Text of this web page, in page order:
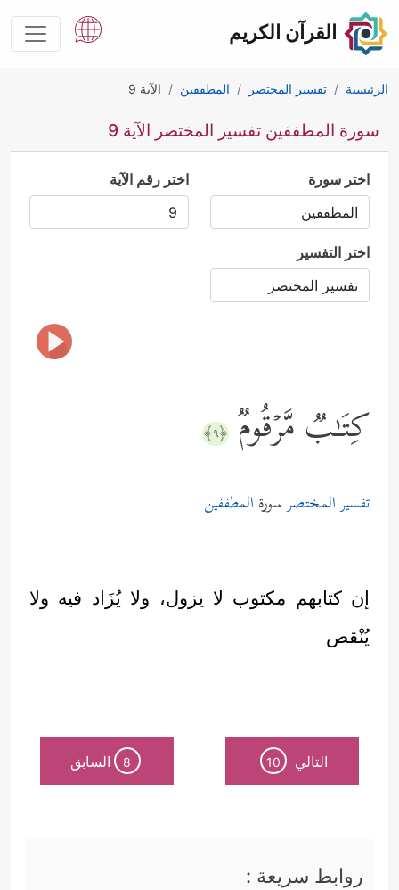
القرآن الكريم
الرئيسية تفسير المختصر المطففين الآية 9
سورة المطففين تفسير المختصر الآية 9
اختر سورة اختر رقم الآية
اختر التفسير
كِتَـٰبࣱ مَّرۡقُومࣱ ﴿٩﴾
تفسير المختصرسورة المطففين
إن كتابهم مكتوب لا يزول، ولا يُزَاد فيه ولا
يُنْقص
التالي 10
8 السابق
روابط سريعة :